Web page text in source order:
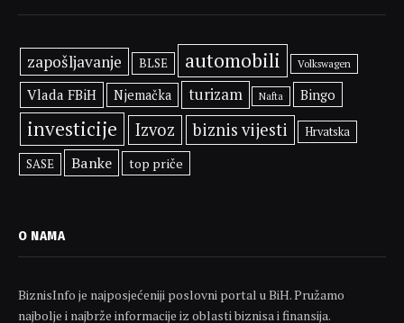
zapošljavanje BLSE automobili Volkswagen
Vlada FBiH Njemačka turizam Nafta Bingo
investicije Izvoz biznis vijesti Hrvatska
SASE Banke top priče
O NAMA
BiznisInfo je najposjećeniji poslovni portal u BiH. Pružamo
najbolje i najbrže informacije iz oblasti biznisa i finansija.